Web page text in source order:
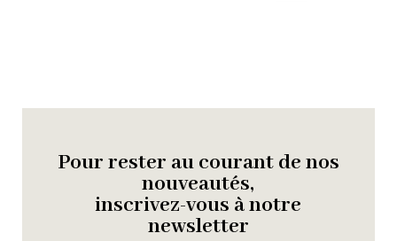
Pour rester au courant de nos
nouveautés,
inscrivez-vous à notre
newsletter